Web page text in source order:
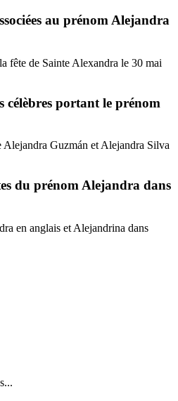
au prénom Alejandra
fête de Sainte Alexandra le 30 mai
célèbres portant le prénom
Alejandra Guzmán et Alejandra Silva
du prénom Alejandra dans
en anglais et Alejandrina dans